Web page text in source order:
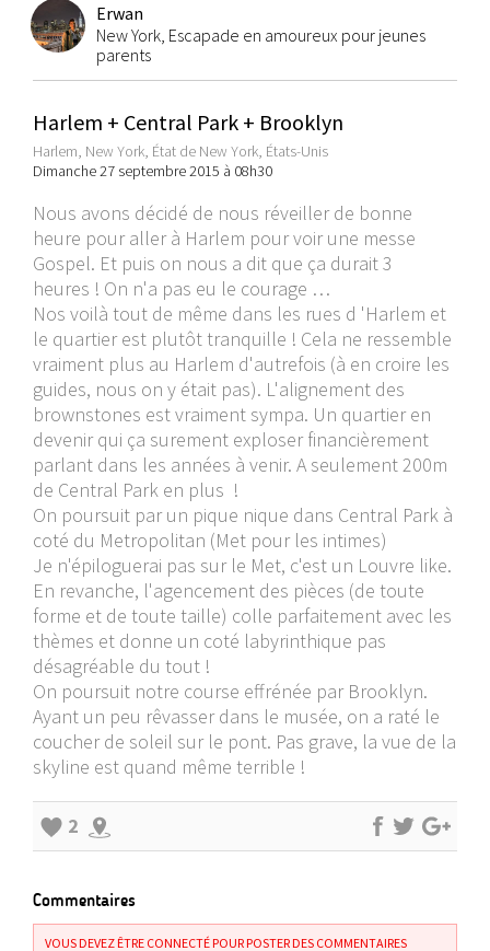
Erwan
New York, Escapade en amoureux pour jeunes
parents
Harlem + Central Park + Brooklyn
Harlem, New York, État de New York, États-Unis
Dimanche 27 septembre 2015 à 08h30
Nous avons décidé de nous réveiller de bonne
heure pour aller à Harlem pour voir une messe
Gospel. Et puis on nous a dit que ça durait 3
heures ! On n'a pas eu le courage …
Nos voilà tout de même dans les rues d 'Harlem et
le quartier est plutôt tranquille ! Cela ne ressemble
vraiment plus au Harlem d'autrefois (à en croire les
guides, nous on y était pas). L'alignement des
brownstones est vraiment sympa. Un quartier en
devenir qui ça surement exploser financièrement
parlant dans les années à venir. A seulement 200m
de Central Park en plus !
On poursuit par un pique nique dans Central Park à
coté du Metropolitan (Met pour les intimes)
Je n'épiloguerai pas sur le Met, c'est un Louvre like.
En revanche, l'agencement des pièces (de toute
forme et de toute taille) colle parfaitement avec les
thèmes et donne un coté labyrinthique pas
désagréable du tout !
On poursuit notre course effrénée par Brooklyn.
Ayant un peu rêvasser dans le musée, on a raté le
coucher de soleil sur le pont. Pas grave, la vue de la
skyline est quand même terrible !
2
Commentaires
VOUS DEVEZ ÊTRE CONNECTÉ POUR POSTER DES COMMENTAIRES